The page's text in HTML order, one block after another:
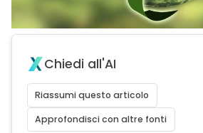
Chiedi all'AI
Riassumi questo articolo
Approfondisci con altre fonti